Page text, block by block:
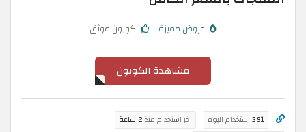
عروض مميزة كوبون موثق
مشاهدة الكوبون
391 استخدام اليوم اخر استخدام منذ 2 ساعة